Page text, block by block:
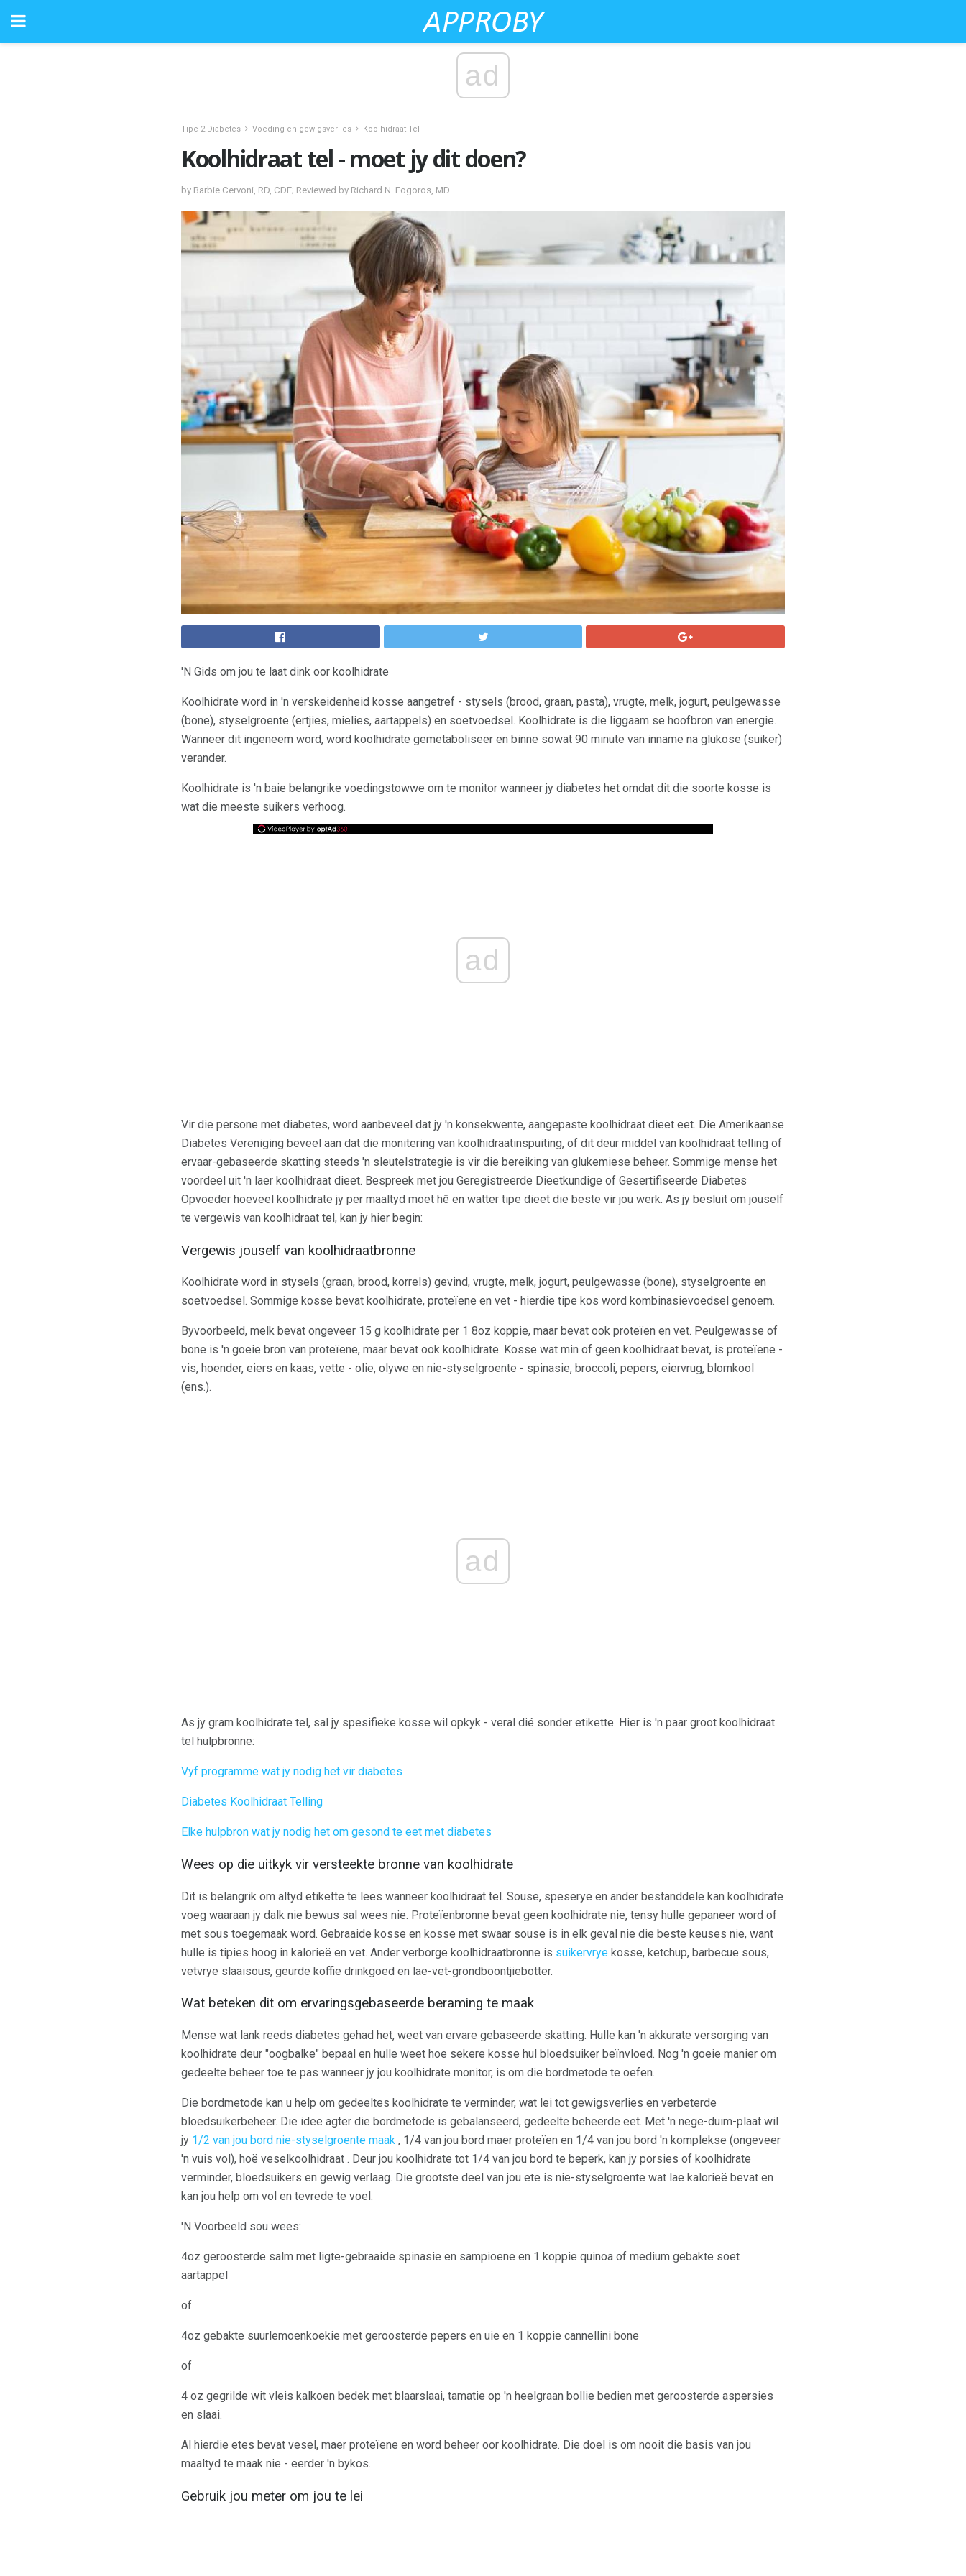
ad
Tipe 2 Diabetes Voeding en gewigsverlies Koolhidraat Tel
Koolhidraat tel - moet jy dit doen?
by Barbie Cervoni, RD, CDE; Reviewed by Richard N. Fogoros, MD
'N Gids om jou te laat dink oor koolhidrate
Koolhidrate word in 'n verskeidenheid kosse aangetref - stysels (brood, graan, pasta), vrugte, melk, jogurt, peulgewasse
(bone), styselgroente (ertjies, mielies, aartappels) en soetvoedsel. Koolhidrate is die liggaam se hoofbron van energie.
Wanneer dit ingeneem word, word koolhidrate gemetaboliseer en binne sowat 90 minute van inname na glukose (suiker)
verander.
Koolhidrate is 'n baie belangrike voedingstowwe om te monitor wanneer jy diabetes het omdat dit die soorte kosse is
wat die meeste suikers verhoog.
ad
Vir die persone met diabetes, word aanbeveel dat jy 'n konsekwente, aangepaste koolhidraat dieet eet. Die Amerikaanse
Diabetes Vereniging beveel aan dat die monitering van koolhidraatinspuiting, of dit deur middel van koolhidraat telling of
ervaar-gebaseerde skatting steeds 'n sleutelstrategie is vir die bereiking van glukemiese beheer. Sommige mense het
voordeel uit 'n laer koolhidraat dieet. Bespreek met jou Geregistreerde Dieetkundige of Gesertifiseerde Diabetes
Opvoeder hoeveel koolhidrate jy per maaltyd moet hê en watter tipe dieet die beste vir jou werk. As jy besluit om jouself
te vergewis van koolhidraat tel, kan jy hier begin:
Vergewis jouself van koolhidraatbronne
Koolhidrate word in stysels (graan, brood, korrels) gevind, vrugte, melk, jogurt, peulgewasse (bone), styselgroente en
soetvoedsel. Sommige kosse bevat koolhidrate, proteïene en vet - hierdie tipe kos word kombinasievoedsel genoem.
Byvoorbeeld, melk bevat ongeveer 15 g koolhidrate per 1 8oz koppie, maar bevat ook proteïen en vet. Peulgewasse of
bone is 'n goeie bron van proteïene, maar bevat ook koolhidrate. Kosse wat min of geen koolhidraat bevat, is proteïene -
vis, hoender, eiers en kaas, vette - olie, olywe en nie-styselgroente - spinasie, broccoli, pepers, eiervrug, blomkool
(ens.).
ad
As jy gram koolhidrate tel, sal jy spesifieke kosse wil opkyk - veral dié sonder etikette. Hier is 'n paar groot koolhidraat
tel hulpbronne:
Vyf programme wat jy nodig het vir diabetes
Diabetes Koolhidraat Telling
Elke hulpbron wat jy nodig het om gesond te eet met diabetes
Wees op die uitkyk vir versteekte bronne van koolhidrate
Dit is belangrik om altyd etikette te lees wanneer koolhidraat tel. Souse, speserye en ander bestanddele kan koolhidrate
voeg waaraan jy dalk nie bewus sal wees nie. Proteïenbronne bevat geen koolhidrate nie, tensy hulle gepaneer word of
met sous toegemaak word. Gebraaide kosse en kosse met swaar souse is in elk geval nie die beste keuses nie, want
hulle is tipies hoog in kalorieë en vet. Ander verborge koolhidraatbronne is suikervrye kosse, ketchup, barbecue sous,
vetvrye slaaisous, geurde koffie drinkgoed en lae-vet-grondboontjiebotter.
Wat beteken dit om ervaringsgebaseerde beraming te maak
Mense wat lank reeds diabetes gehad het, weet van ervare gebaseerde skatting. Hulle kan 'n akkurate versorging van
koolhidrate deur "oogbalke" bepaal en hulle weet hoe sekere kosse hul bloedsuiker beïnvloed. Nog 'n goeie manier om
gedeelte beheer toe te pas wanneer jy jou koolhidrate monitor, is om die bordmetode te oefen.
Die bordmetode kan u help om gedeeltes koolhidrate te verminder, wat lei tot gewigsverlies en verbeterde
bloedsuikerbeheer. Die idee agter die bordmetode is gebalanseerd, gedeelte beheerde eet. Met 'n nege-duim-plaat wil
jy 1/2 van jou bord nie-styselgroente maak , 1/4 van jou bord maer proteïen en 1/4 van jou bord 'n komplekse (ongeveer
'n vuis vol), hoë veselkoolhidraat . Deur jou koolhidrate tot 1/4 van jou bord te beperk, kan jy porsies of koolhidrate
verminder, bloedsuikers en gewig verlaag. Die grootste deel van jou ete is nie-styselgroente wat lae kalorieë bevat en
kan jou help om vol en tevrede te voel.
'N Voorbeeld sou wees:
4oz geroosterde salm met ligte-gebraaide spinasie en sampioene en 1 koppie quinoa of medium gebakte soet
aartappel
of
4oz gebakte suurlemoenkoekie met geroosterde pepers en uie en 1 koppie cannellini bone
of
4 oz gegrilde wit vleis kalkoen bedek met blaarslaai, tamatie op 'n heelgraan bollie bedien met geroosterde aspersies
en slaai.
Al hierdie etes bevat vesel, maer proteïene en word beheer oor koolhidrate. Die doel is om nooit die basis van jou
maaltyd te maak nie - eerder 'n bykos.
Gebruik jou meter om jou te lei